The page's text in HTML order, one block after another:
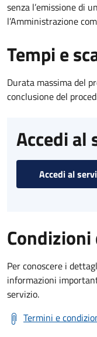
senza l’emissione di
l’Amministrazione
Tempi e
Durata massima del
conclusione del
Accedi al
Accedi al
Per conoscere i
informazioni
servizio.
Termini e